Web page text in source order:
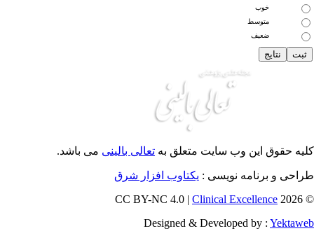
خوب
متوسط
ضعیف
حقوق این وب سایت متعلق بهتعالی بالینیمی باشد.
و برنامه نویسی : یکتاوب افزار شرق
©
Clinical Excellence
Designed & Developed by :